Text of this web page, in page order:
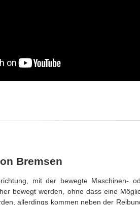
Bremsen
mit der bewegte Maschinen-
bewegt werden, ohne dass eine
allerdings kommen neben der